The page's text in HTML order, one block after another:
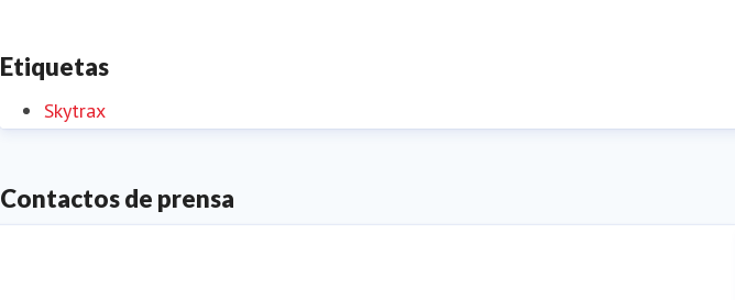
Etiquetas
Skytrax
Contactos de prensa